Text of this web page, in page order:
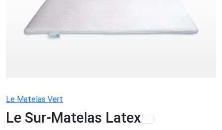
Le Matelas Vert
Le Sur-Matelas Latex